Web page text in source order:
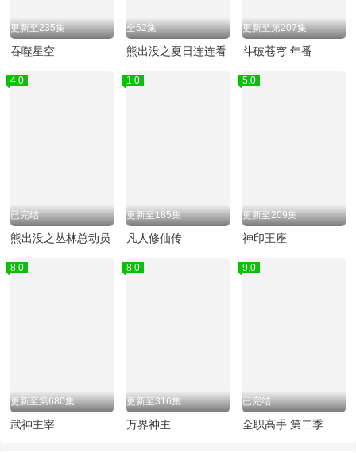
更新至235集
吞噬星空
全52集
熊出没之夏日连连看
更新至第207集
斗破苍穹 年番
4.0
已完结
熊出没之丛林总动员
1.0
更新至185集
凡人修仙传
5.0
更新至209集
神印王座
8.0
更新至第680集
武神主宰
8.0
更新至316集
万界神主
9.0
已完结
全职高手 第二季